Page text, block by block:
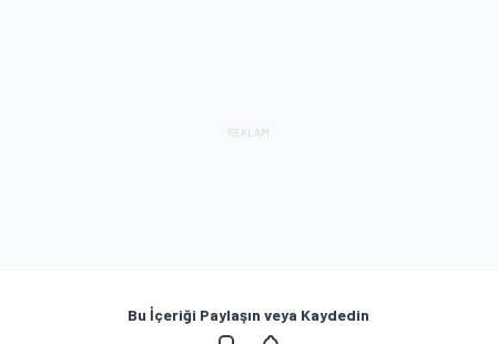
Bu İçeriği Paylaşın veya Kaydedin